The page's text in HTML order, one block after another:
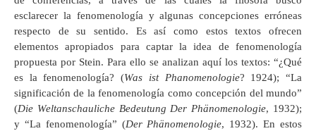
esclarecer la fenomenología y algunas concepciones erróneas
respecto de su sentido. Es así como estos textos ofrecen
elementos apropiados para captar la idea de fenomenología
propuesta por Stein. Para ello se analizan aquí los textos: “¿Qué
es la fenomenología? (Was ist Phanomenologie? 1924); “La
significación de la fenomenología como concepción del mundo”
(Die Weltanschauliche Bedeutung Der Phänomenologie, 1932);
y “La fenomenología” (Der Phänomenologie, 1932). En estos